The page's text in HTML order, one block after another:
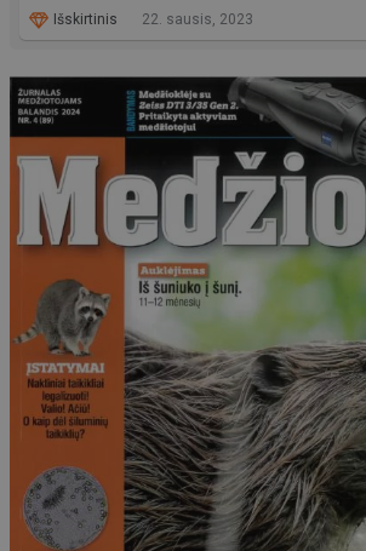
Išskirtinis 22. sausis, 2023